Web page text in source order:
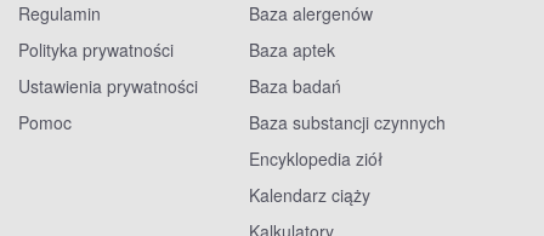
Regulamin
Polityka prywatności
Ustawienia prywatności
Pomoc
Baza alergenów
Baza aptek
Baza badań
Baza substancji czynnych
Encyklopedia ziół
Kalendarz ciąży
Kalkulatory